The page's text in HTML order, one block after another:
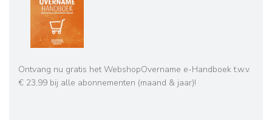
Ontvang nu gratis het WebshopOvername e-Handboek t.w.v.
€ 23,99 bij alle abonnementen (maand & jaar)!